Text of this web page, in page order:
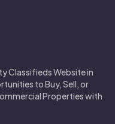
Classifieds Website in
to Buy, Sell, or
Properties with